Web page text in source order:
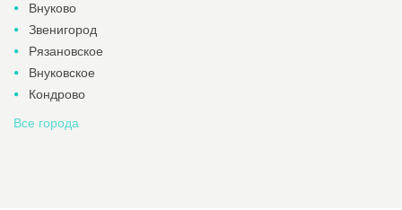
Внуково
Звенигород
Рязановское
Внуковское
Кондрово
Все города